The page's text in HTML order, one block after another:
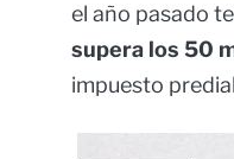
el año pasado
supera los 50
impuesto